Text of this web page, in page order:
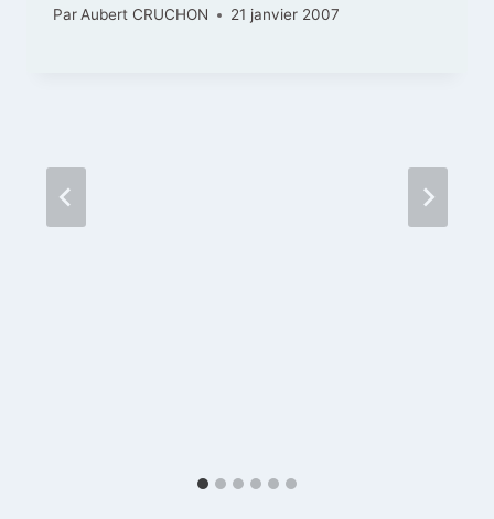
ParAubert CRUCHON 21 janvier 2007